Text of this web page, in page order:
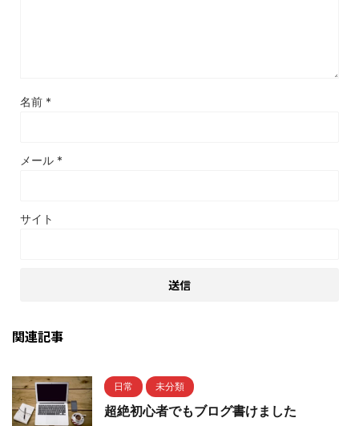
名前 *
メール *
サイト
関連記事
日常 未分類
超絶初心者でもブログ書けました